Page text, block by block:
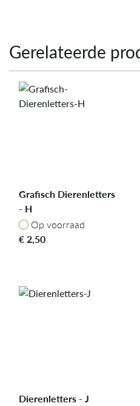
Gerelateerde
Grafisch Dierenletters
- H
Op voorraad
Op voorraad
€2,50
Dierenletters - J